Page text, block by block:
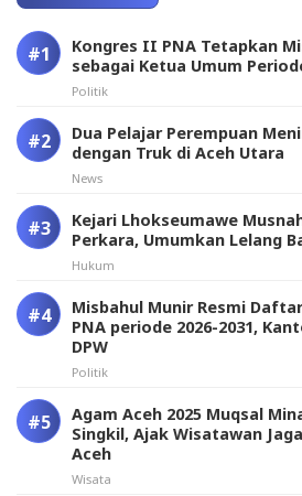
Kongres II PNA Tetapkan
sebagai Ketua Umum
Politik
Dua Pelajar Perempuan
dengan Truk di Aceh Utara
News
Kejari Lhokseumawe
Perkara, Umumkan Lelang
Hukum
Misbahul Munir Resmi
PNA periode 2026-2031,
DPW
Politik
Agam Aceh 2025 Muqsal
Singkil, Ajak Wisatawan
Aceh
Wisata